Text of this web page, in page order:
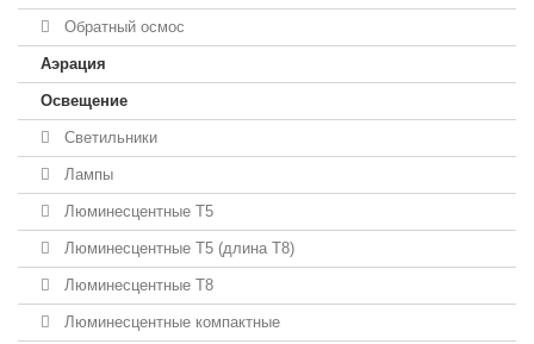
Обратный осмос
Аэрация
Освещение
Светильники
Лампы
Люминесцентные T5
Люминесцентные T5 (длина T8)
Люминесцентные T8
Люминесцентные компактные